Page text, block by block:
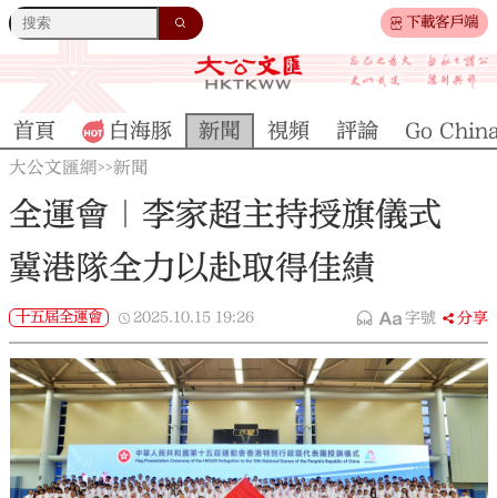
下載客戶端
首頁 白海豚 新聞 視頻 評論 Go
大公文匯網>>新聞
全運會｜李家超主持授旗儀式
冀港隊全力以赴取得佳績
十五屆全運會 2025.10.15 19:26 字號 分享